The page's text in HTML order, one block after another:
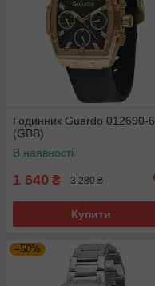
Годинник Guardo 012690-6
(GBB)
В наявності
1 640 ₴ 3 280 ₴
Купити
–50%